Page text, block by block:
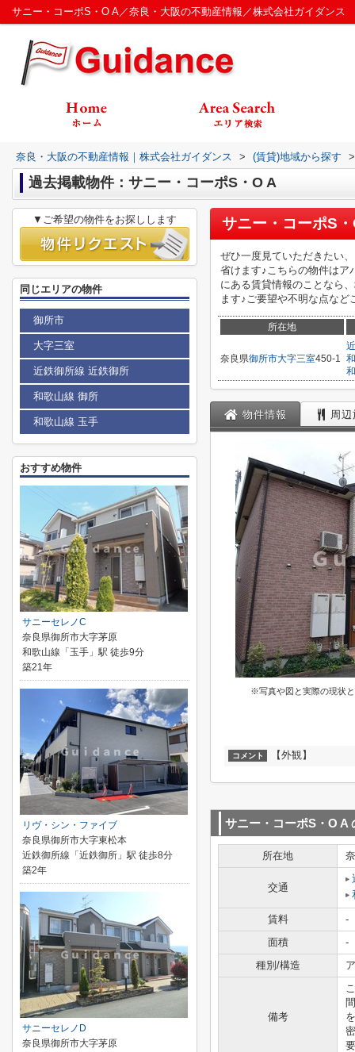
サニー・コーポS・O A／奈良・大阪の不動産情報／株式会社ガイダンス
奈良・大阪の不動産情報｜株式会社ガイダンス > (賃貸)地域から探す >
過去掲載物件：サニー・コーポS・O A
サニー・コーポS
ぜひ一度見ていただきたい
省けます♪こちらの物件はア
にある賃貸情報のことなら
ます♪ご要望や不明な点など
所在地
奈良県御所市大字三室450-1
物件情報 周
※写真や図と実際の現状
コメント 【外観】
サニー・コーポS・O A
所在地
交通
賃料
-
面積
-
種別/構造
備考
▼ご希望の物件をお探しします
同じエリアの物件
御所市
大字三室
近鉄御所線 近鉄御所
和歌山線 御所
和歌山線 玉手
おすすめ物件
サニーセレノC
奈良県御所市大字茅原
和歌山線「玉手」駅 徒歩9分
築21年
リヴ・シン・ファイブ
奈良県御所市大字東松本
近鉄御所線「近鉄御所」駅 徒歩8分
築2年
サニーセレノD
奈良県御所市大字茅原